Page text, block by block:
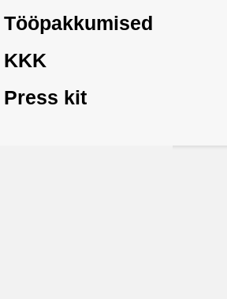
Tööpakkumised
KKK
Press kit